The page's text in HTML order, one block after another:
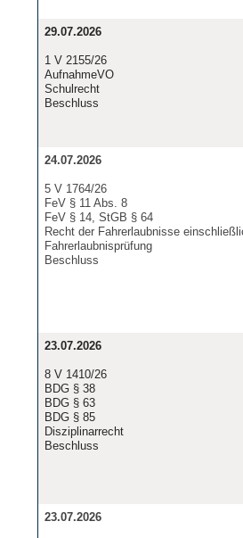
29.07.2026
1 V 2155/26
AufnahmeVO
Schulrecht
Beschluss
24.07.2026
5 V 1764/26
FeV § 11 Abs. 8
FeV § 14, StGB § 64
Recht der Fahrerlaubnisse
Fahrerlaubnisprüfung
Beschluss
23.07.2026
8 V 1410/26
BDG § 38
BDG § 63
BDG § 85
Disziplinarrecht
Beschluss
23.07.2026